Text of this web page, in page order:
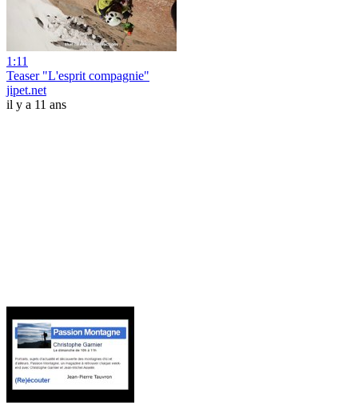
1:11
Teaser "L'esprit compagnie"
jipet.net
il y a 11 ans